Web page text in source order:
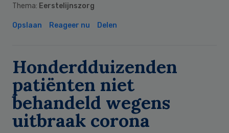
Thema: Eerstelijnszorg
Opslaan Reageer nu Delen
Honderdduizenden
patiënten niet
behandeld wegens
uitbraak corona